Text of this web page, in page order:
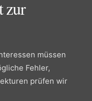
zur
müssen
Fehler,
prüfen wir